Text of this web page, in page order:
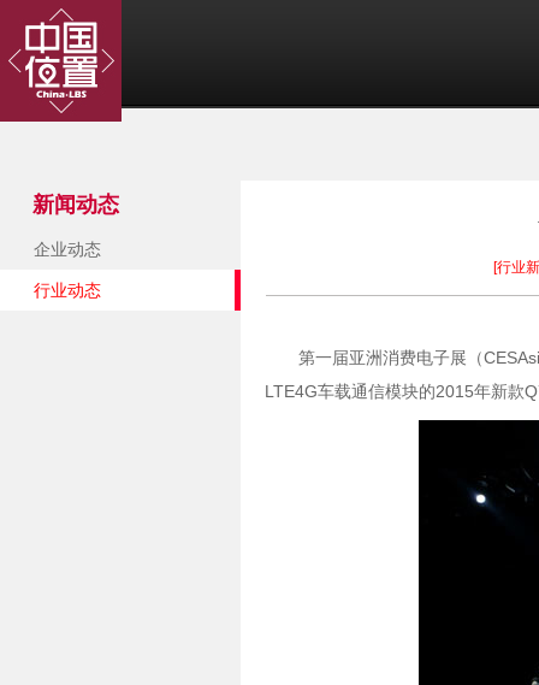
新闻动态
企业动态
行业动态
[行业
第一届亚洲消费电子展（
LTE4G车载通信模块的2015年新款